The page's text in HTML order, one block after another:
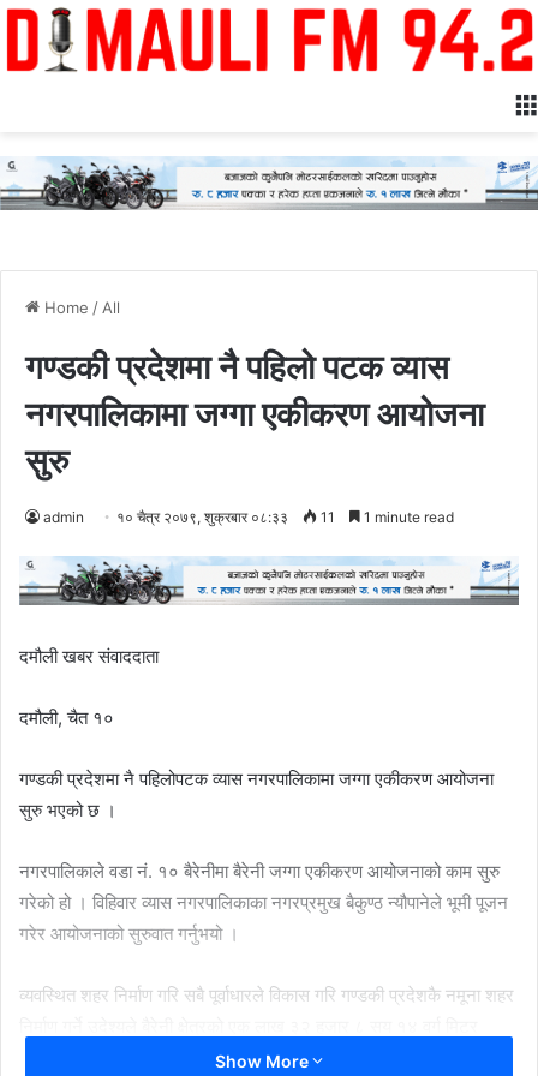
Home / All
गण्डकी प्रदेशमा नै पहिलो पटक व्यास
नगरपालिकामा जग्गा एकीकरण आयोजना
सुरु
admin १० चैत्र २०७९, शुक्रबार ०८:३३ 11 1 minute read
दमौली खबर संवाददाता
दमौली, चैत १०
गण्डकी प्रदेशमा नै पहिलोपटक व्यास नगरपालिकामा जग्गा एकीकरण आयोजना
सुरु भएको छ ।
नगरपालिकाले वडा नं. १० बैरेनीमा बैरेनी जग्गा एकीकरण आयोजनाको काम सुरु
गरेको हो । विहिवार व्यास नगरपालिकाका नगरप्रमुख बैकुण्ठ न्यौपानेले भूमी पूजन
गरेर आयोजनाको सुरुवात गर्नुभयो ।
व्यवस्थित शहर निर्माण गरि सबै पूर्वाधारले विकास गरि गण्डकी प्रदेशकै नमूना शहर
अर्थात २ सय ६१ रोपनी क्षेत्रफल ओगटेको छ । आयोजना भित्र सडक÷दल,
Show More